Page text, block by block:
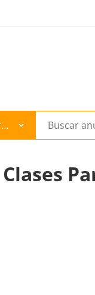
Educación y Clases Particulares